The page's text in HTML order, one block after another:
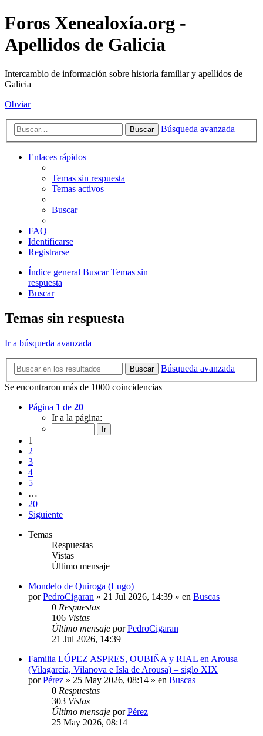
Foros Xenealoxía.org -
Apellidos de Galicia
Intercambio de información sobre historia familiar y apellidos de
Galicia
Obviar
Buscar Búsqueda avanzada
Enlaces rápidos
Temas sin respuesta
Temas activos
Buscar
FAQ
Identificarse
Registrarse
Índice general Buscar Temas sin
respuesta
Buscar
Temas sin respuesta
Ir a búsqueda avanzada
Buscar
Búsqueda avanzada
Se encontraron más de 1000 coincidencias
Página 1 de 20
Ir a la página:
1
2
3
4
5
…
20
Siguiente
Temas
Respuestas
Vistas
Último mensaje
Mondelo de Quiroga (Lugo)
porPedroCigaran » 21 Jul 2026, 14:39 » en Buscas
0 Respuestas
106 Vistas
Último mensaje porPedroCigaran
21 Jul 2026, 14:39
Familia LÓPEZ ASPRES, OUBIÑA y RIAL en Arousa
(Vilagarcía, Vilanova e Isla de Arousa) – siglo XIX
porPérez » 25 May 2026, 08:14 » en Buscas
0 Respuestas
303 Vistas
Último mensaje porPérez
25 May 2026, 08:14